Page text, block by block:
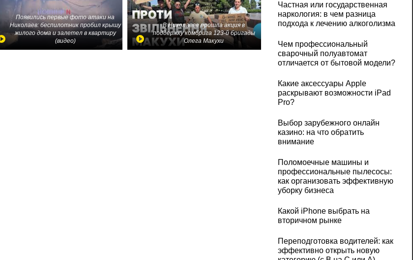
Появились первые фото атаки на
Николаев: беспилотник пробил крышу
жилого дома и залетел в квартиру
(видео)
В Николаеве прошла акция в
поддержку комбрига 123-й бригады
Олега Макухи
Частная или государственная
наркология: в чем разница
подхода к лечению алкоголизма
Чем профессиональный
сварочный полуавтомат
отличается от бытовой модели?
Какие аксессуары Apple
раскрывают возможности iPad
Pro?
Выбор зарубежного онлайн
казино: на что обратить
внимание
Поломоечные машины и
профессиональные пылесосы:
как организовать эффективную
уборку бизнеса
Какой iPhone выбрать на
вторичном рынке
Переподготовка водителей: как
эффективно открыть новую